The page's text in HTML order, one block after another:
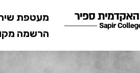
מעטפת
הרשמה